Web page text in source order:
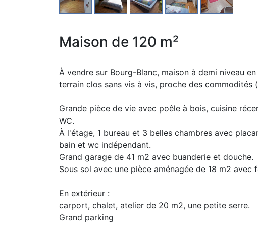
Maison de 120 m²
À vendre sur Bourg-Blanc, maison à demi niveau
terrain clos sans vis à vis, proche des commodités
Grande pièce de vie avec poêle à bois, cuisine
WC.
À l'étage, 1 bureau et 3 belles chambres avec
bain et wc indépendant.
Grand garage de 41 m2 avec buanderie et douche.
Sous sol avec une pièce aménagée de 18 m2 avec
En extérieur :
carport, chalet, atelier de 20 m2, une petite serre.
Grand parking